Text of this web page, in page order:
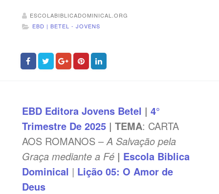
ESCOLABIBLICADOMINICAL.ORG
EBD | BETEL - JOVENS
EBD Editora Jovens Betel | 4°
Trimestre De 2025| TEMA: CARTA
AOS ROMANOS – A Salvação pela
Graça mediante a Fé | Escola Biblica
Dominical | Lição 05: O Amor de
Deus